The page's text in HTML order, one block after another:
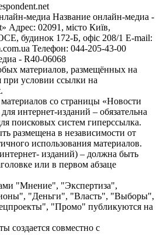
медиа Название онлайн-медиа -
Адрес: 02091, місто Київ,
будинок 172-Б, офіс 208/1 E-mail:
Телефон: 044-205-43-00
- R40-06068
материалов, размещённых на
при условии ссылки на
со страницы «Новости
интернет-изданий – обязательна
поисковых систем гиперссылка.
размещена в независимости от
использования материалов.
изданий) – должна быть
или в первом абзаце
"Мнение", "Экспертиза",
"Деньги", "Власть", "Выборы",
"Промо" публикуются на
создается совместно с